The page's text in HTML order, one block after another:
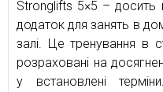
Stronglifts 5×5 – досить
додаток для занять в
залі. Це тренування в
розраховані на
у встановлені